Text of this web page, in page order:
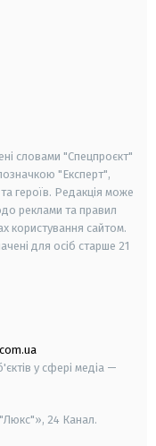
словами "Спецпроєкт"
"Експерт",
героїв. Редакція може
реклами та правил
користування сайтом.
для осіб старше 21
у сфері медіа —
24 Канал.